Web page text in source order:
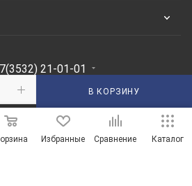
В КОРЗИНУ
21-01-01
ЗВОНОК
210101@mail.ru
пр-д Автоматики, 8 "А"
Избранные Сравнение Каталог